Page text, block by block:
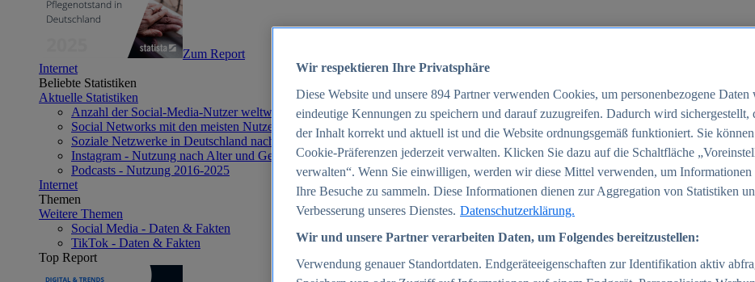
Zum Report
Internet
Beliebte Statistiken
Aktuelle Statistiken
Anzahl der Social-Media-Nutzer weltweit 2012-2025
Social Networks mit den meisten Nutzern weltweit 2025
Soziale Netzwerke in Deutschland nach Generationen 2025
Instagram - Nutzung nach Alter und Geschlecht in Deutschland 2025
Podcasts - Nutzung 2016-2025
Internet
Themen
Weitere Themen
Social Media - Daten & Fakten
TikTok - Daten & Fakten
Top Report
Wir respektieren Ihre Privatsphäre
Diese Website und unsere 894 Partner verwenden Cookies, um personenbezogene Daten
eindeutige Kennungen zu speichern und darauf zuzugreifen. Dadurch wird sichergestellt,
der Inhalt korrekt und aktuell ist und die Website ordnungsgemäß funktioniert. Sie
Cookie-Präferenzen jederzeit verwalten. Klicken Sie dazu auf die Schaltfläche
verwalten“. Wenn Sie einwilligen, werden wir diese Mittel verwenden, um Informationen
Ihre Besuche zu sammeln. Diese Informationen dienen zur Aggregation von Statistiken
Verbesserung unseres Dienstes. Datenschutzerklärung.
Wir und unsere Partner verarbeiten Daten, um Folgendes bereitzustellen:
Verwendung genauer Standortdaten. Endgeräteeigenschaften zur Identifikation aktiv